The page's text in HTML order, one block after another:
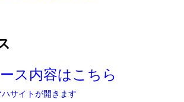
ス内容はこちら
ハサイトが開きます